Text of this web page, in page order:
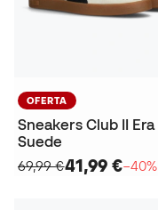
OFERTA
Sneakers Club II Era
Suede
69,99 €41,99 €−40%